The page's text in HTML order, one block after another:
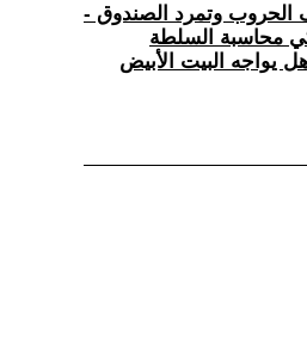
الحروب وتمرد الصندوق -
محاسبة السلطة
يواجه البيت الأبيض